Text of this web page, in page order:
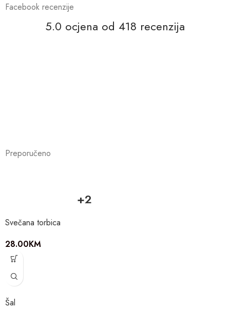
Facebook recenzije
5.0 ocjena od 418 recenzija
Preporučeno
+2
Svečana torbica
28.00KM
Šal